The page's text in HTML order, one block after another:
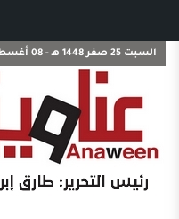
السبت 25 صفر 1448 هـ - 08 أغسطس 2026 م